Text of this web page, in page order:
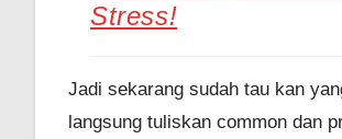
Stress!
Jadi sekarang sudah tau kan
langsung tuliskan common dan